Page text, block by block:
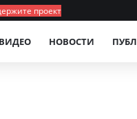
проект
ВИДЕО НОВОСТИ